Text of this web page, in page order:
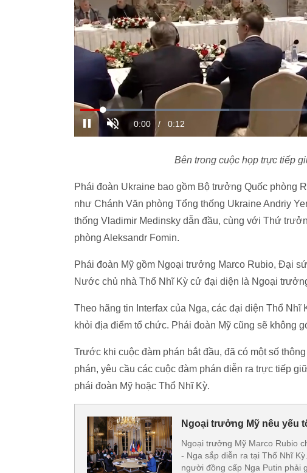
Bên trong cuộc họp trực tiếp
Phái đoàn Ukraine bao gồm Bộ trưởng Quốc phòng
như Chánh Văn phòng Tổng thống Ukraine Andriy
thống Vladimir Medinsky dẫn đầu, cùng với Thứ
phòng Aleksandr Fomin.
Phái đoàn Mỹ gồm Ngoại trưởng Marco Rubio, Đại
Nước chủ nhà Thổ Nhĩ Kỳ cử đại diện là Ngoại
Theo hãng tin Interfax của Nga, các đại diện Thổ
khỏi địa điểm tổ chức. Phái đoàn Mỹ cũng sẽ không
Trước khi cuộc đàm phán bắt đầu, đã có một số
phán, yêu cầu các cuộc đàm phán diễn ra trực tiếp
phái đoàn Mỹ hoặc Thổ Nhĩ Kỳ.
Ngoại trưởng Mỹ nêu yếu
Ngoại trưởng Mỹ Marco Rubio
- Nga sắp diễn ra tại Thổ Nhĩ
người đồng cấp Nga Putin phải